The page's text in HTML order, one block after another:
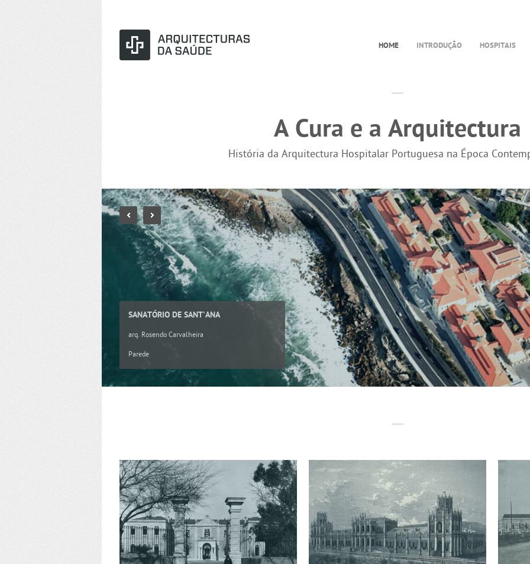
HOME INTRODUÇÃO HOSPITAIS
A Cura e a Arquitectura
História da Arquitectura Hospitalar Portuguesa na Época
SANATÓRIO DE SANT'ANA
arq. Rosendo Carvalheira
Parede